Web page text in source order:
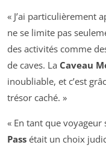
« J’ai particulièrement
ne se limite pas
des activités comme
de caves. La Caveau
inoubliable, et c’est
trésor caché. »
« En tant que voyageur
Pass était un choix